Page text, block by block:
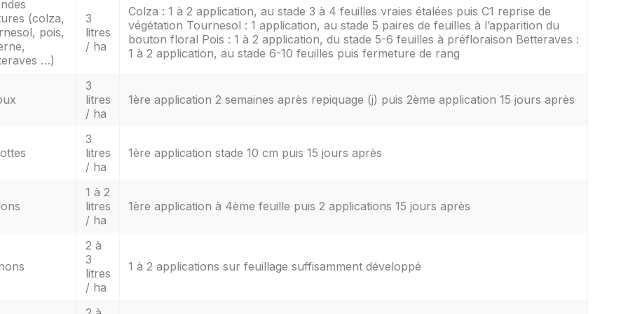
(colza,
pois,
…)
3
litres
/ ha
Colza : 1 à 2 application, au stade 3 à 4 feuilles vraies étalées puis C1 reprise de
végétation Tournesol : 1 application, au stade 5 paires de feuilles à l’apparition du
bouton floral Pois : 1 à 2 application, du stade 5-6 feuilles à préfloraison Betteraves :
1 à 2 application, au stade 6-10 feuilles puis fermeture de rang
3
litres
/ ha
1ère application 2 semaines après repiquage (j) puis 2ème application 15 jours après
3
litres
/ ha
1ère application stade 10 cm puis 15 jours après
1 à 2
litres
/ ha
1ère application à 4ème feuille puis 2 applications 15 jours après
2 à
3
litres
/ ha
1 à 2 applications sur feuillage suffisamment développé